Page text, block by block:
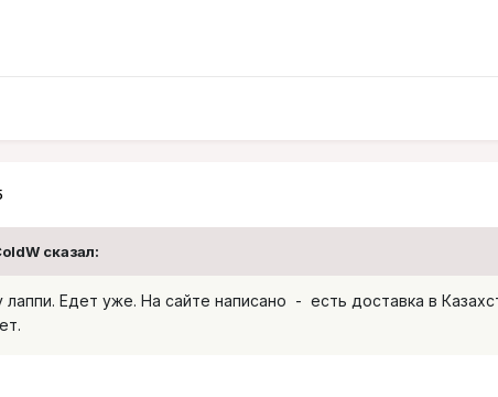
сказал:
лаппи. Едет уже. На сайте написано - есть доставка в